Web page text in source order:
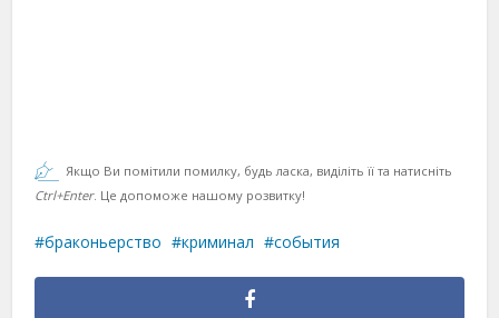
Якщо Ви помітили помилку, будь ласка, виділіть її та натисніть
Ctrl+Enter. Це допоможе нашому розвитку!
браконьерство криминал события